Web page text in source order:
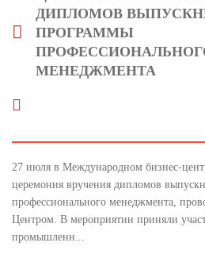
ДИПЛОМОВ
ПРОГРАММЫ
МЕНЕДЖМЕНТА
27 июля в Международном бизнес-
церемония вручения дипломов
профессионального менеджмента,
Центром. В мероприятии приняли
промышленн...